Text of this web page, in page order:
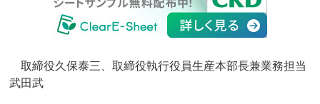
取締役久保泰三、取締役執行役員生産本部長兼業務担当
武田武